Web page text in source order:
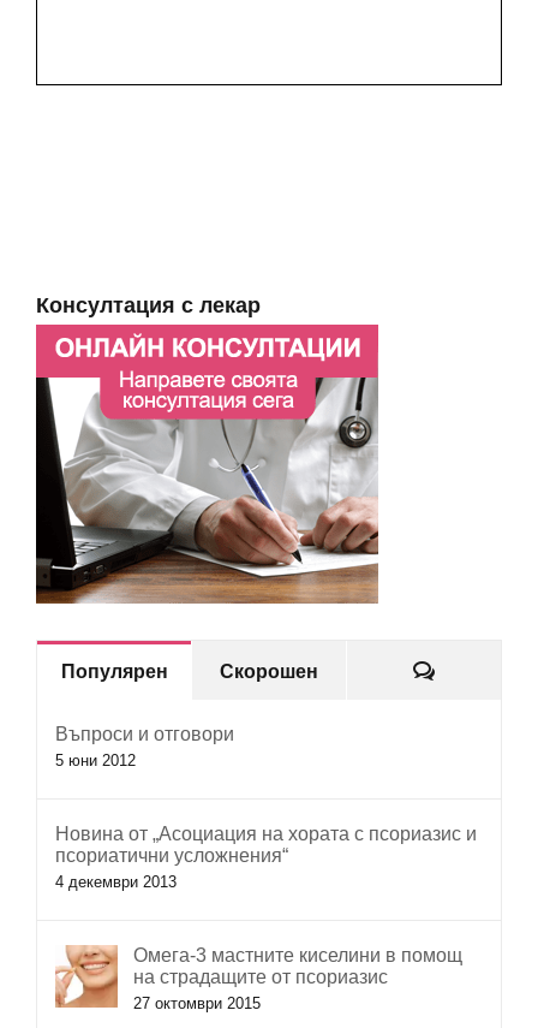
Консултация с лекар
Популярен Скорошен Коментари
Въпроси и отговори
5 юни 2012
Новина от „Асоциация на хората с псориазис и
псориатични усложнения“
4 декември 2013
Омега-3 мастните киселини в помощ
на страдащите от псориазис
27 октомври 2015